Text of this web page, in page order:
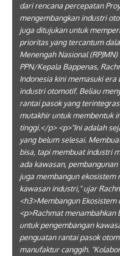
dari rencana percepatan
mengembangkan industri
juga ditujukan untuk
prioritas yang tercantum
Menengah Nasional
PPN/Kepala Bappenas,
Indonesia kini memasuki
industri otomotif. Beliau
rantai pasok yang
mutakhir untuk membentuk
tinggi.</p> <p>"Ini adalah
yang belum selesai.
bisa, tapi membuat industri
ada kawasan,
juga membangun ekosistem
kawasan industri," ujar
<h3>Membangun
<p>Rachmat
untuk pengembangan
penguatan rantai pasok
manufaktur canggih.